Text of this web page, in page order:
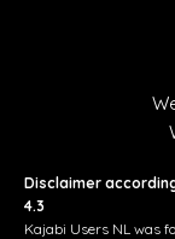
Disclaimer
4.3
Kajabi Users NL was